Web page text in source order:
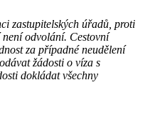
zastupitelských úřadů, proti
odvolání. Cestovní
za případné neudělení
žádosti o víza s
dokládat všechny